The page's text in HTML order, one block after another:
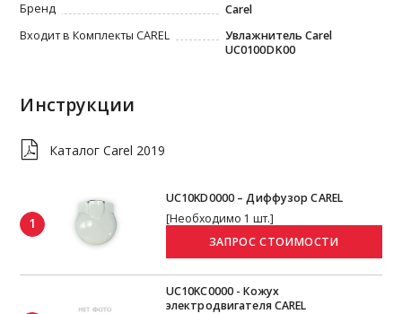
Бренд
Carel
Входит в Комплекты CAREL
Увлажнитель Carel
UC0100DK00
Инструкции
Каталог Carel 2019
1
UC10KD0000 – Диффузор CAREL
[Необходимо 1 шт.]
UC10KC0000 - Кожух
электродвигателя CAREL